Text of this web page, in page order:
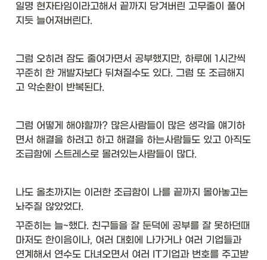
일명 현자타임이라고해서 끝까지 당겨버린 고무줄이 풀어
지듯 늘어져버린다.
그럼 오히려 잠도 줄여가면서 공부했지만, 하루에 1시간씩
꾸준히 한 개발자보다 뒤쳐질수도 있다. 그럼 또 조급해지
고 악순환이 반복된다.
그럼 어떻게 해야할까? 많은사람들이 많은 생각을 얘기하
면서 해결을 하려고 하고 해결을 하는사람들도 있고 아직도
조급함에 스트레스로 몰려있는사람들이 많다.
나도 올초까지는 이러한 조급함이 나를 끝까지 몰아놓고는
놔주질 않았었다.
꾸준히는 늘~했다. 친구들을 잘 둔덕에 공부를 잘 못하던때
마저도 한이음이나, 여러 대회에 나가거나 여러 기업들과
연계해서 연수도 다녀오면서 여러 IT기업과 번호를 주고받